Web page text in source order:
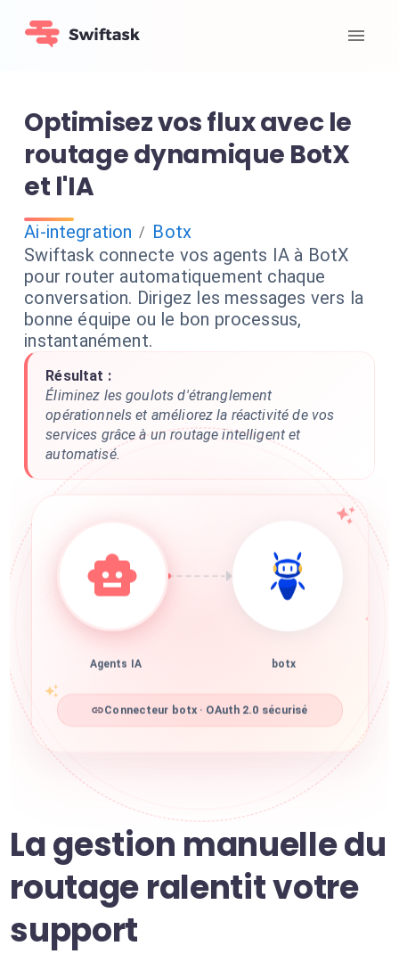
Optimisez vos flux avec le
routage dynamique BotX
et l'IA
Ai-integration / Botx
Swiftask connecte vos agents IA à BotX
pour router automatiquement chaque
conversation. Dirigez les messages vers la
bonne équipe ou le bon processus,
instantanément.
Résultat :
Éliminez les goulots d'étranglement
opérationnels et améliorez la réactivité de vos
services grâce à un routage intelligent et
automatisé.
Agents IA botx
Connecteur botx · OAuth 2.0 sécurisé
La gestion manuelle du
routage ralentit votre
support